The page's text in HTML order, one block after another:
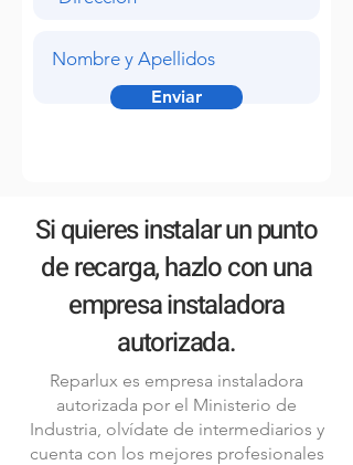
Enviar
Si quieres instalar un punto
de recarga, hazlo con una
empresa instaladora
autorizada.
Reparlux es empresa instaladora
autorizada por el Ministerio de
Industria, olvídate de intermediarios y
cuenta con los mejores profesionales